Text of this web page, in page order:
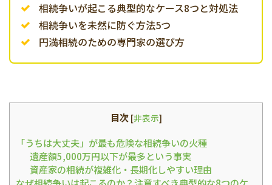
相続争いが起こる典型的なケース8つと対処法
相続争いを未然に防ぐ方法5つ
円満相続のための専門家の選び方
目次 [非表示]
「うちは大丈夫」が最も危険な相続争いの火種
遺産額5,000万円以下が最多という事実
資産家の相続が複雑化・長期化しやすい理由
なぜ相続争いは起こるのか？注意すべき典型的な8つのケ